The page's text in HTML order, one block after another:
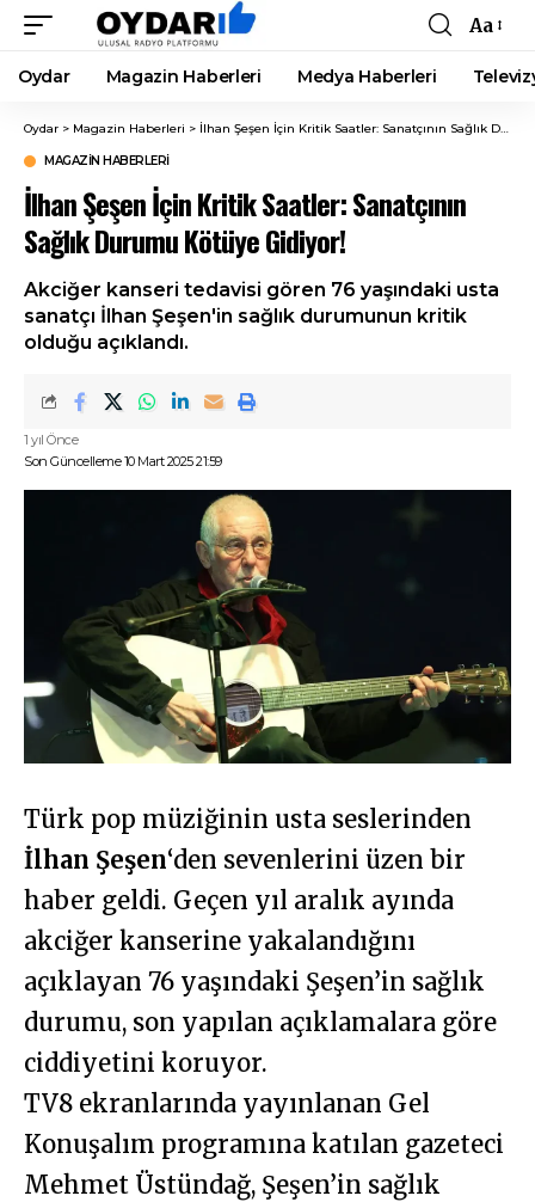
Font
Resizer
Aa
Oydar Magazin Haberleri Medya Haberleri
Oydar > Magazin Haberleri > İlhan Şeşen İçin Kritik Saatler: Sanatçının Sağlık Durumu Kötüye Gidiyor!
MAGAZIN HABERLERI
İlhan Şeşen İçin Kritik Saatler: Sanatçının
Sağlık Durumu Kötüye Gidiyor!
Akciğer kanseri tedavisi gören 76 yaşındaki usta
sanatçı İlhan Şeşen'in sağlık durumunun kritik
olduğu açıklandı.
Son Güncelleme 10 Mart 2025 21:59
1 yıl Önce
Türk pop müziğinin usta seslerinden
İlhan Şeşen‘den sevenlerini üzen bir
haber geldi. Geçen yıl aralık ayında
akciğer kanserine yakalandığını
açıklayan 76 yaşındaki Şeşen’in sağlık
durumu, son yapılan açıklamalara göre
ciddiyetini koruyor.
TV8 ekranlarında yayınlanan Gel
Konuşalım programına katılan gazeteci
Mehmet Üstündağ, Şeşen’in sağlık